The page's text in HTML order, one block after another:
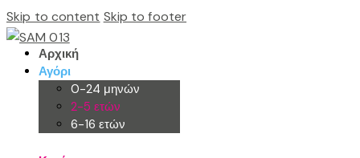
Skip to content Skip to footer
Αρχική
Αγόρι
0-24 μηνών
2-5 ετών
6-16 ετών